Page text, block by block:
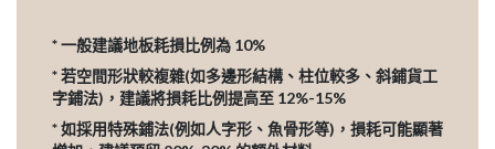
* 一般建議地板耗損比例為 10%
* 若空間形狀較複雜(如多邊形結構、柱位較多、斜鋪貨工
字鋪法)，建議將損耗比例提高至 12%-15%
* 如採用特殊鋪法(例如人字形、魚骨形等)，損耗可能顯著